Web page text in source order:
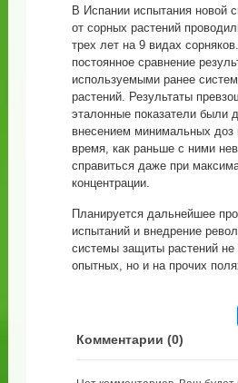
В Испании испытания новой
от сорных растений
трех лет на 9 видах
постоянное сравнение
используемыми ранее
растений. Результаты
эталонные показатели были
внесением минимальных доз
время, как раньше с ними
справиться даже при
концентрации.
Планируется дальнейшее
испытаний и внедрение
системы защиты растений не
опытных, но и на прочих
Комментарии (0)